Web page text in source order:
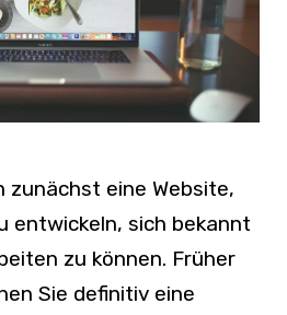
eine Website,
entwickeln, sich bekannt
zu können. Früher
Sie definitiv eine